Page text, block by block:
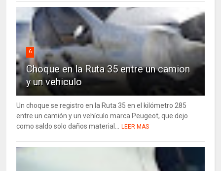
6
Choque en la Ruta 35 entre un camion
y un vehiculo
Un choque se registro en la Ruta 35 en el kilómetro 285
entre un camión y un vehículo marca Peugeot, que dejo
como saldo solo daños material...
LEER MAS